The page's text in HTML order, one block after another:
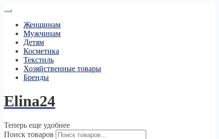
Женщинам
Мужчинам
Детям
Косметика
Текстиль
Хозяйственные товары
Бренды
Elina24
Теперь еще удобнее
Поиск товаров